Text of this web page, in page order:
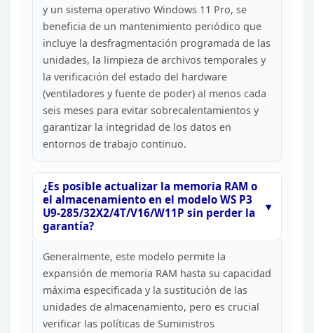
y un sistema operativo Windows 11 Pro, se
beneficia de un mantenimiento periódico que
incluye la desfragmentación programada de las
unidades, la limpieza de archivos temporales y
la verificación del estado del hardware
(ventiladores y fuente de poder) al menos cada
seis meses para evitar sobrecalentamientos y
garantizar la integridad de los datos en
entornos de trabajo continuo.
¿Es posible actualizar la memoria RAM o
el almacenamiento en el modelo WS P3
U9-285/32X2/4T/V16/W11P sin perder la
garantía?
Generalmente, este modelo permite la
expansión de memoria RAM hasta su capacidad
máxima especificada y la sustitución de las
unidades de almacenamiento, pero es crucial
verificar las políticas de Suministros